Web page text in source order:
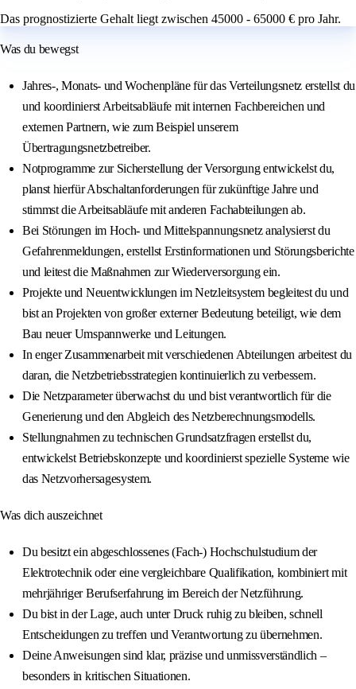
Das prognostizierte Gehalt liegt zwischen 45000 - 65000 € pro Jahr.
Was du bewegst
Jahres-, Monats- und Wochenpläne für das Verteilungsnetz erstellst du
und koordinierst Arbeitsabläufe mit internen Fachbereichen und
externen Partnern, wie zum Beispiel unserem
Übertragungsnetzbetreiber.
Notprogramme zur Sicherstellung der Versorgung entwickelst du,
planst hierfür Abschaltanforderungen für zukünftige Jahre und
stimmst die Arbeitsabläufe mit anderen Fachabteilungen ab.
Bei Störungen im Hoch- und Mittelspannungsnetz analysierst du
Gefahrenmeldungen, erstellst Erstinformationen und Störungsberichte
und leitest die Maßnahmen zur Wiederversorgung ein.
Projekte und Neuentwicklungen im Netzleitsystem begleitest du und
bist an Projekten von großer externer Bedeutung beteiligt, wie dem
Bau neuer Umspannwerke und Leitungen.
In enger Zusammenarbeit mit verschiedenen Abteilungen arbeitest du
daran, die Netzbetriebsstrategien kontinuierlich zu verbessern.
Die Netzparameter überwachst du und bist verantwortlich für die
Generierung und den Abgleich des Netzberechnungsmodells.
Stellungnahmen zu technischen Grundsatzfragen erstellst du,
entwickelst Betriebskonzepte und koordinierst spezielle Systeme wie
das Netzvorhersagesystem.
Was dich auszeichnet
Du besitzt ein abgeschlossenes (Fach-) Hochschulstudium der
Elektrotechnik oder eine vergleichbare Qualifikation, kombiniert mit
mehrjähriger Berufserfahrung im Bereich der Netzführung.
Du bist in der Lage, auch unter Druck ruhig zu bleiben, schnell
Entscheidungen zu treffen und Verantwortung zu übernehmen.
Deine Anweisungen sind klar, präzise und unmissverständlich –
besonders in kritischen Situationen.